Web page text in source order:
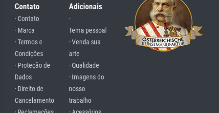
Contato
· Contato
· Marca
· Termos e
Condições
· Proteção de
Dados
· Direito de
Cancelamento
Adicionais
·
Tema pessoal
· Venda sua
arte
· Qualidade
· Imagens do
nosso
trabalho